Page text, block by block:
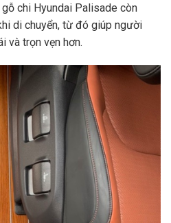
chi Hyundai Palisade còn
di chuyển, từ đó giúp người
và trọn vẹn hơn.